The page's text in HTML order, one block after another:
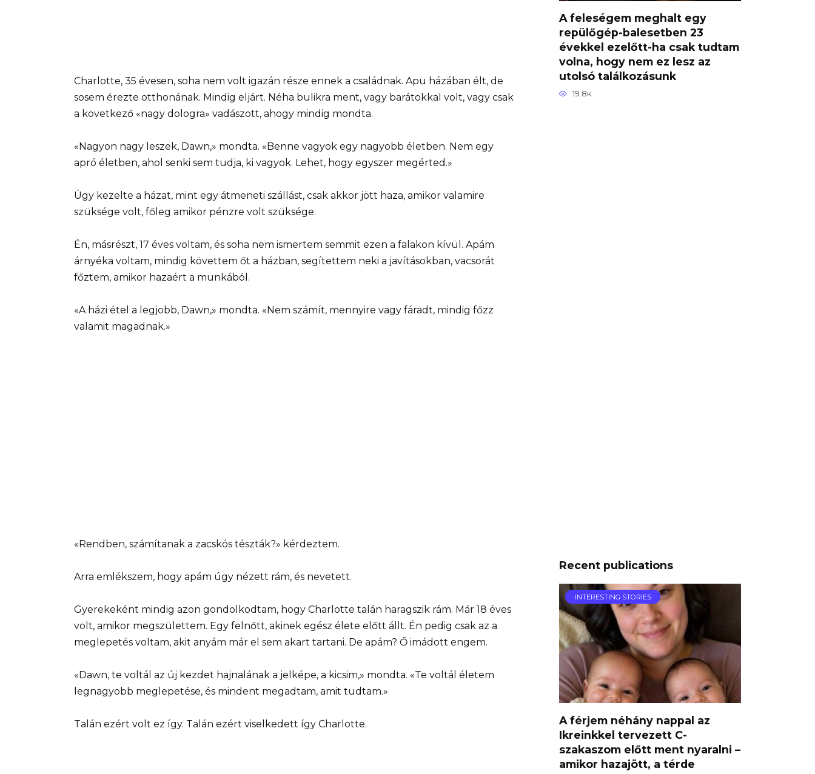
Charlotte, 35 évesen, soha nem volt igazán része ennek a családnak. Apu házában élt, de
sosem érezte otthonának. Mindig eljárt. Néha bulikra ment, vagy barátokkal volt, vagy csak
a következő «nagy dologra» vadászott, ahogy mindig mondta.
«Nagyon nagy leszek, Dawn,» mondta. «Benne vagyok egy nagyobb életben. Nem egy
apró életben, ahol senki sem tudja, ki vagyok. Lehet, hogy egyszer megérted.»
Úgy kezelte a házat, mint egy átmeneti szállást, csak akkor jött haza, amikor valamire
szüksége volt, főleg amikor pénzre volt szüksége.
Én, másrészt, 17 éves voltam, és soha nem ismertem semmit ezen a falakon kívül. Apám
árnyéka voltam, mindig követtem őt a házban, segítettem neki a javításokban, vacsorát
főztem, amikor hazaért a munkából.
«A házi étel a legjobb, Dawn,» mondta. «Nem számít, mennyire vagy fáradt, mindig főzz
valamit magadnak.»
«Rendben, számítanak a zacskós tészták?» kérdeztem.
Arra emlékszem, hogy apám úgy nézett rám, és nevetett.
Gyerekeként mindig azon gondolkodtam, hogy Charlotte talán haragszik rám. Már 18 éves
volt, amikor megszülettem. Egy felnőtt, akinek egész élete előtt állt. Én pedig csak az a
meglepetés voltam, akit anyám már el sem akart tartani. De apám? Ő imádott engem.
«Dawn, te voltál az új kezdet hajnalának a jelképe, a kicsim,» mondta. «Te voltál életem
legnagyobb meglepetése, és mindent megadtam, amit tudtam.»
Talán ezért volt ez így. Talán ezért viselkedett így Charlotte.
A feleségem meghalt egy
repülőgép-balesetben 23
évekkel ezelőtt-ha csak tudtam
volna, hogy nem ez lesz az
utolsó találkozásunk
19.8к.
Recent publications
INTERESTING STORIES
A férjem néhány nappal az
Ikreinkkel tervezett C-
szakaszom előtt ment nyaralni –
amikor hazajött, a térde